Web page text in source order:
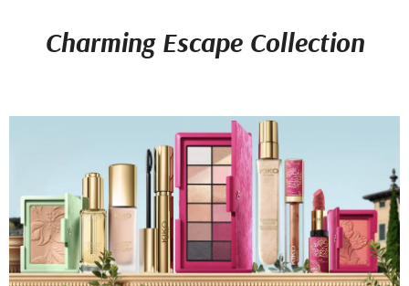
Charming Escape Collection